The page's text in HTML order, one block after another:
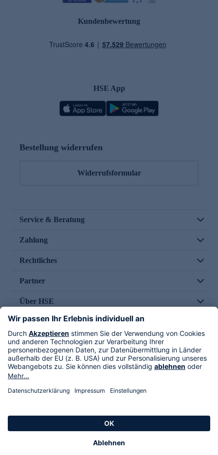
Kundenbewertung
HSE App
Bestellung widerrufen
Widerrufsformular
Service & Beratung
Zahlung
Rechtliches
Partner
Über HSE
Im TV
HSE International